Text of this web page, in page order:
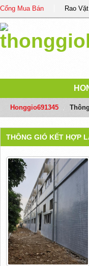
Cổng Mua Bán Rao Vặt
Honggio691345
THÔNG GIÓ KẾT HỢP